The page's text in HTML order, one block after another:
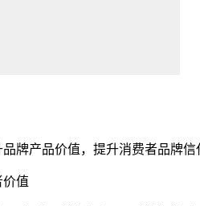
产品价值，提升消费者品牌信
值